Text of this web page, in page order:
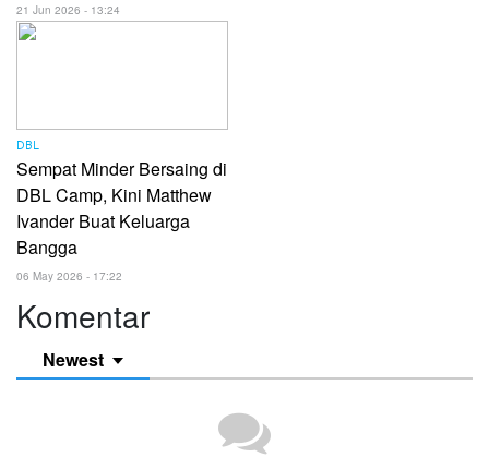
21 Jun 2026 - 13:24
DBL
Sempat Minder Bersaing di
DBL Camp, Kini Matthew
Ivander Buat Keluarga
Bangga
06 May 2026 - 17:22
Komentar
Newest